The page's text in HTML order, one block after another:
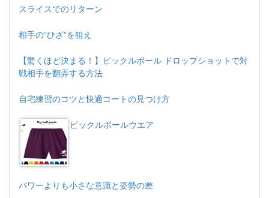
スライスでのリターン
相手の“ひざ”を狙え
【驚くほど決まる！】ピックルボール ドロップショットで対
戦相手を翻弄する方法
自宅練習のコツと快適コートの見つけ方
ピックルボールウエア
パワーよりも小さな意識と姿勢の差